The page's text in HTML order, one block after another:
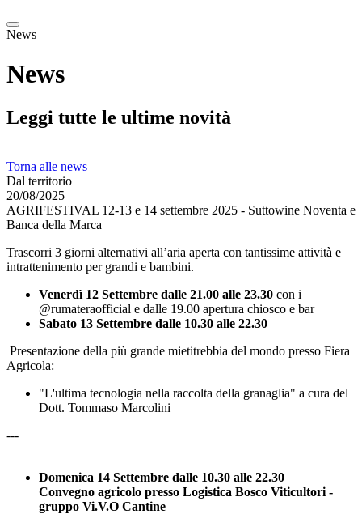
News
News
Leggi tutte le ultime novità
Torna alle news
Dal territorio
20/08/2025
AGRIFESTIVAL 12-13 e 14 settembre 2025 - Suttowine Noventa e
Banca della Marca
Trascorri 3 giorni alternativi all’aria aperta con tantissime attività e
intrattenimento per grandi e bambini.
Venerdì 12 Settembre dalle 21.00 alle 23.30 con i
@rumateraofficial e dalle 19.00 apertura chiosco e bar
Sabato 13 Settembre dalle 10.30 alle 22.30
Presentazione della più grande mietitrebbia del mondo presso Fiera
Agricola:
"L'ultima tecnologia nella raccolta della granaglia" a cura del
Dott. Tommaso Marcolini
---
Domenica 14 Settembre dalle 10.30 alle 22.30
Convegno agricolo presso Logistica Bosco Viticultori -
gruppo Vi.V.O Cantine